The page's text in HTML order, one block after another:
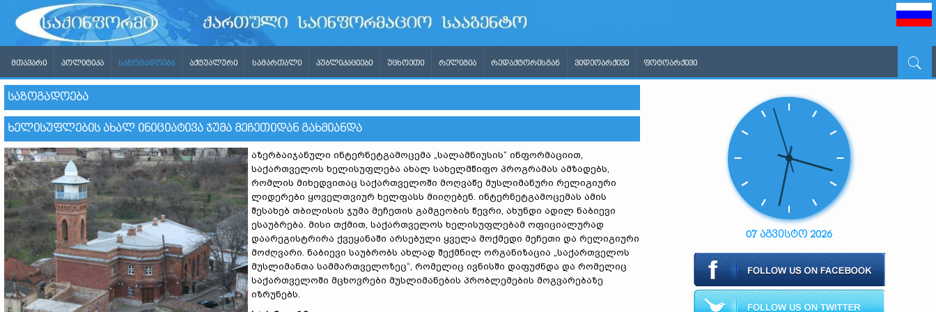
ᲛᲗᲐᲕᲐᲠᲘ ᲞᲝᲚᲘᲢᲘᲙᲐ ᲡᲐᲖᲝᲒᲐᲓᲝᲔᲑᲐ ᲐᲥᲢᲣᲐᲚᲣᲠᲘ ᲡᲐᲛᲐᲠᲗᲐᲚᲘ ᲞᲣᲑᲚᲘᲙᲐᲪᲘᲔᲑᲘ ᲣᲪᲮᲝᲔᲗᲘ ᲠᲔᲚᲘᲒᲘᲐ ᲠᲔᲓᲐᲥᲢᲝᲠᲘᲡᲒᲐᲜ ᲕᲘᲓᲔᲝᲐᲠᲥᲘᲕᲘ ᲤᲝᲢᲝᲐᲠᲥᲘᲕᲘ
ᲡᲐᲖᲝᲒᲐᲓᲝᲔᲑᲐ
ᲮᲔᲚᲘᲡᲣᲤᲚᲔᲑᲘᲡ ᲐᲮᲐᲚ ᲘᲜᲘᲪᲘᲐᲢᲘᲕᲐ ᲯᲣᲛᲐ ᲛᲔᲩᲔᲗᲘᲓᲐᲜ ᲒᲐᲮᲛᲘᲐᲜᲓᲐ
აზერბაიჯანული ინტერნეტგამოცემა „სალამნიუსის“ ინფორმაციით,
საქართველოს ხელისუფლება ახალ სახელმწიფო პროგრამას ამზადებს,
რომლის მიხედვითაც საქართველოში მოღვაწე მუსლიმანური რელიგიური
ლიდერები ყოველთვიურ ხელფასს მიიღებენ. ინტერნეტგამოცემას ამის
შესახებ თბილისის ჯუმა მეჩეთის გამგეობის წევრი, ახუნდი ადილ ნაბიევი
ესაუბრება. მისი თქმით, საქართველოს ხელისუფლებამ ოფიციალურად
დაარეგისტრირა ქვეყანაში არსებული ყველა მოქმედი მეჩეთი და რელიგიური
მოძღვარი. ნაბიევი საუბრობს ახლად შექმნილ ორგანიზაცია „საქართველოს
მუსლიმანთა სამმართველოზეც“, რომელიც ივნისში დაფუძნდა და რომელიც
საქართველოში მცხოვრები მუსლიმანების პრობლემების მოგვარებაზე
იზრუნებს.
07 აგვისტო 2026